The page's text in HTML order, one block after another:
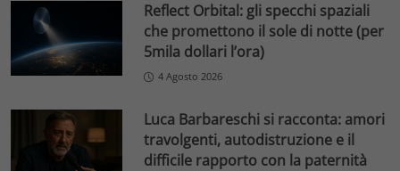
Reflect Orbital: gli specchi spaziali
che promettono il sole di notte (per
5mila dollari l’ora)
4 Agosto 2026
Luca Barbareschi si racconta: amori
travolgenti, autodistruzione e il
difficile rapporto con la paternità